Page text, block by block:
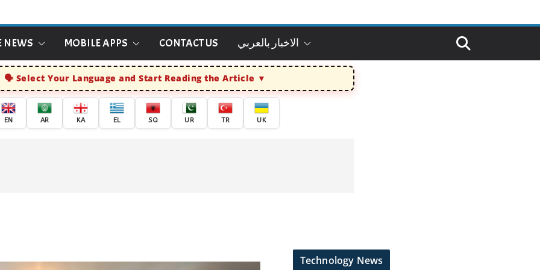
NEWS MOBILE APPS CONTACT US الاخبار بالعربي
Select Your Language and Start Reading the Article
EN AR KA EL SQ UR TR UK
Technology News